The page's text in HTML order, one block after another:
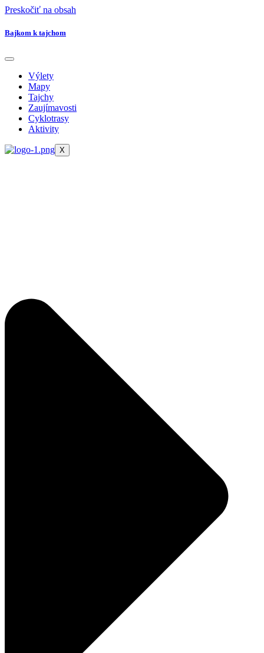
Preskočiť na obsah
Bajkom k tajchom
Výlety
Mapy
Tajchy
Zaujímavosti
Cyklotrasy
Aktivity
X